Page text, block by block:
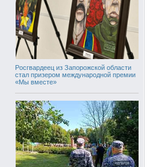
Росгвардеец из Запорожской области
стал призером международной премии
«Мы вместе»